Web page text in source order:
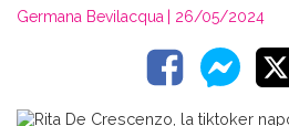
Germana Bevilacqua | 26/05/2024